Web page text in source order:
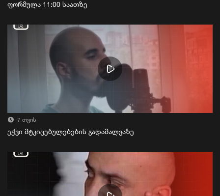
ფორმულა 11:00 საათზე
7 თვის
ეჭვი მტკიცებულებების გადამალვაზე